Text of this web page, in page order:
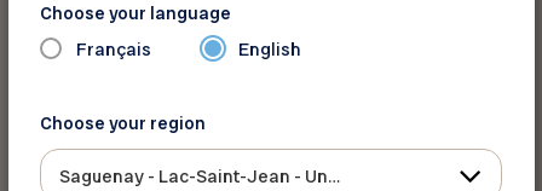
www.irs.gov/form8840
comptable ou d’un fiscaliste.
Est-ce que les courts séjours aux
États-Unis doivent être
Choose your language
Français English
Choose your region
Saguenay - Lac-Saint-Jean - Ungava